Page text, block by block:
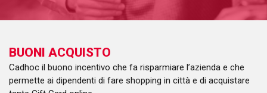
BUONI ACQUISTO
Cadhoc il buono incentivo che fa risparmiare l’azienda e che
permette ai dipendenti di fare shopping in città e di acquistare